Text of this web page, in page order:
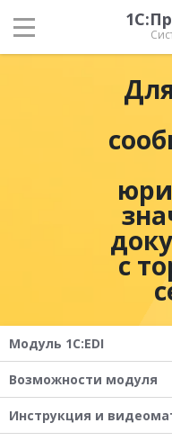
с
Модуль 1C:EDI
Возможности модуля
Инструкция и